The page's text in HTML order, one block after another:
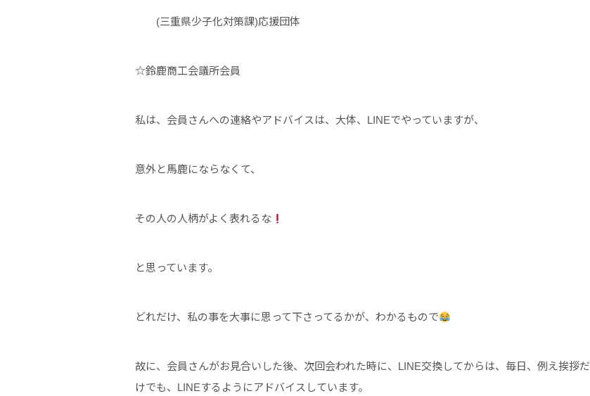
(三重県少子化対策課)応援団体
☆鈴鹿商工会議所会員
私は、会員さんへの連絡やアドバイスは、大体、LINEでやっていますが、
意外と馬鹿にならなくて、
その人の人柄がよく表れるな
と思っています。
どれだけ、私の事を大事に思って下さってるかが、わかるもので
故に、会員さんがお見合いした後、次回会われた時に、LINE交換してからは、毎日、例え挨拶だ
けでも、LINEするようにアドバイスしています。